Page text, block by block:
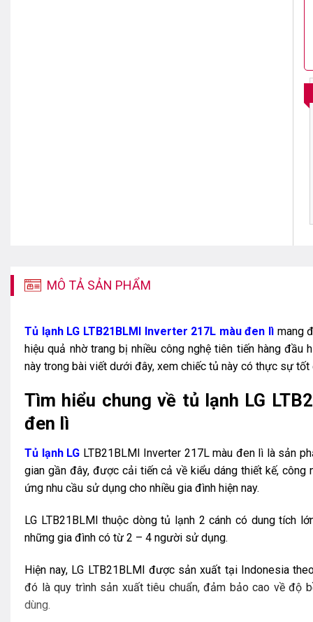
MÔ TẢ SẢN PHẨM
Tủ lạnh LG LTB21BLMI Inverter 217L màu đen lì mang
hiệu quả nhờ trang bị nhiều công nghệ tiên tiến hàng đầu
này trong bài viết dưới đây, xem chiếc tủ này có thực sự tốt
Tìm hiểu chung về tủ lạnh LG
đen lì
Tủ lạnh LG LTB21BLMI Inverter 217L màu đen lì là sản
gian gần đây, được cải tiến cả về kiểu dáng thiết kế, công
ứng nhu cầu sử dụng cho nhiều gia đình hiện nay.
LG LTB21BLMI thuộc dòng tủ lạnh 2 cánh có dung tích
những gia đình có từ 2 – 4 người sử dụng.
Hiện nay, LG LTB21BLMI được sản xuất tại Indonesia
đó là quy trình sản xuất tiêu chuẩn, đảm bảo cao về độ
dùng.